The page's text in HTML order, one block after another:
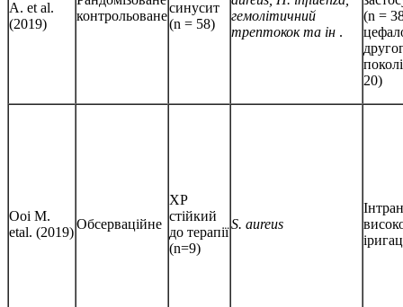
A. et al.
(2019)
контрольоване
синусит
(n = 58)
гемолітичний
трептокок та ін .
(n =
20)
Ooi M.
etal. (2019)
Обсерваційне
ХР
стійкий
до терапії
(n=9)
S. aureus